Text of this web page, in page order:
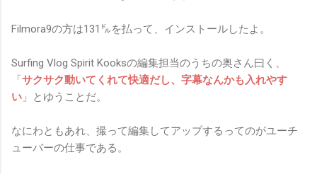
Filmora9の方は131㌦を払って、インストールしたよ。
Surfing Vlog Spirit Kooksの編集担当のうちの奥さん曰く、
「サクサク動いてくれて快適だし、字幕なんかも入れやす
い 」とゆうことだ。
なにわともあれ、撮って編集してアップするってのがユーチ
ューバーの仕事である。